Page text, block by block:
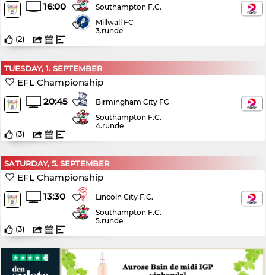
16:00
Southampton F.C.
Millwall FC
3.runde
(2)
TUESDAY, 1. SEPTEMBER
EFL Championship
20:45
Birmingham City FC
Southampton F.C.
4.runde
(3)
SATURDAY, 5. SEPTEMBER
EFL Championship
13:30
Lincoln City F.C.
Southampton F.C.
5.runde
(3)